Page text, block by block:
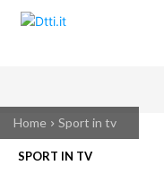
Home Sport in tv
SPORT IN TV